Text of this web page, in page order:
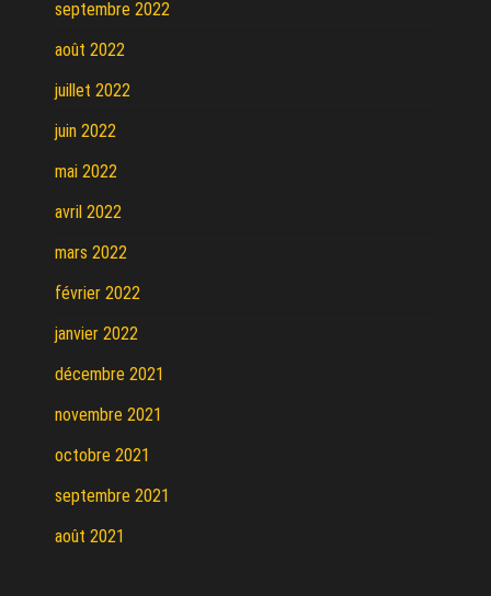
septembre 2022
août 2022
juillet 2022
juin 2022
mai 2022
avril 2022
mars 2022
février 2022
janvier 2022
décembre 2021
novembre 2021
octobre 2021
septembre 2021
août 2021